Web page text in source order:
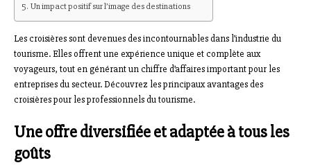
Un impact positif sur l’image des destinations
Les croisières sont devenues des incontournables dans l’industrie du
tourisme. Elles offrent une expérience unique et complète aux
voyageurs, tout en générant un chiffre d’affaires important pour les
entreprises du secteur. Découvrez les principaux avantages des
croisières pour les professionnels du tourisme.
Une offre diversifiée et adaptée à tous les
goûts